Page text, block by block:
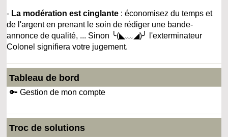
- La modération est cinglante : économisez du temps et
de l'argent en prenant le soin de rédiger une bande-
annonce de qualité, ... Sinon ╰(◣﹏◢)╯ l'exterminateur
Colonel signifiera votre jugement.
Tableau de bord
🔑 Gestion de mon compte
Troc de solutions